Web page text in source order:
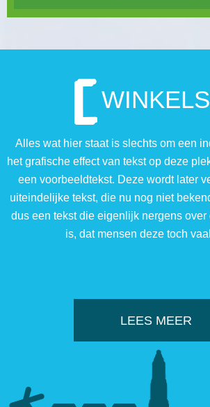
WINKELS
Alles wat hier staat is slechts om een
het grafische effect van tekst op deze
een voorbeeldtekst. Deze wordt later
uiteindelijke tekst, die nu nog niet
dus een tekst die eigenlijk nergens
is, dat mensen deze toch
LEES MEER